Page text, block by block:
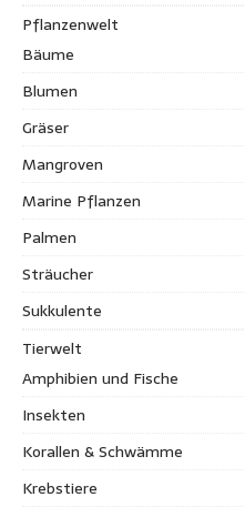
Pflanzenwelt
Bäume
Blumen
Gräser
Mangroven
Marine Pflanzen
Palmen
Sträucher
Sukkulente
Tierwelt
Amphibien und Fische
Insekten
Korallen & Schwämme
Krebstiere